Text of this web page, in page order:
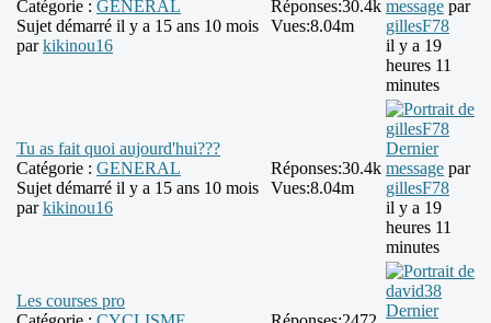
Catégorie : GENERAL
Sujet démarré il y a 15 ans 10 mois
parkikinou16
Réponses:30.4k
Vues:8.04m
message par
gillesF78
il y a 19
heures 11
minutes
Tu as fait quoi aujourd'hui???
Catégorie : GENERAL
Sujet démarré il y a 15 ans 10 mois
parkikinou16
Réponses:30.4k
Vues:8.04m
Dernier
message par
gillesF78
il y a 19
heures 11
minutes
Les courses pro
Dernier